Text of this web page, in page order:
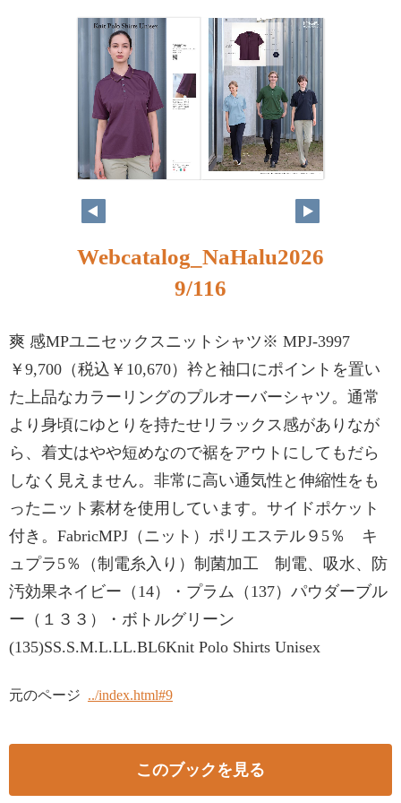
Webcatalog_NaHalu2026
9/116
爽 感MPユニセックスニットシャツ※ MPJ-3997
￥9,700（税込￥10,670）衿と袖口にポイントを置い
た上品なカラーリングのプルオーバーシャツ。通常
より身頃にゆとりを持たせリラックス感がありなが
ら、着丈はやや短めなので裾をアウトにしてもだら
しなく見えません。非常に高い通気性と伸縮性をも
ったニット素材を使用しています。サイドポケット
付き。FabricMPJ（ニット）ポリエステル９5％ キ
ュプラ5％（制電糸入り）制菌加工 制電、吸水、防
汚効果ネイビー（14）・プラム（137）パウダーブル
ー（１３３）・ボトルグリーン
(135)SS.S.M.L.LL.BL6Knit Polo Shirts Unisex
元のページ ../index.html#9
このブックを見る